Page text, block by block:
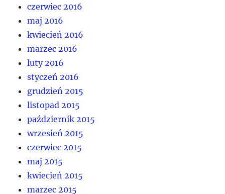
czerwiec 2016
maj 2016
kwiecień 2016
marzec 2016
luty 2016
styczeń 2016
grudzień 2015
listopad 2015
październik 2015
wrzesień 2015
czerwiec 2015
maj 2015
kwiecień 2015
marzec 2015